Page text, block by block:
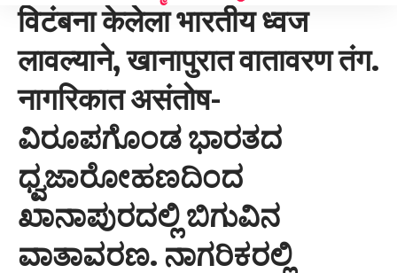
विटंबना केलेला भारतीय ध्वज
लावल्याने, खानापुरात वातावरण तंग.
नागरिकात असंतोष-
ವಿರೂಪಗೊಂಡ ಭಾರತದ
ಧ್ವಜಾರೋಹಣದಿಂದ
ಖಾನಾಪುರದಲ್ಲಿ ಬಿಗುವಿನ
ವಾತಾವರಣ. ನಾಗರಿಕರಲ್ಲಿ